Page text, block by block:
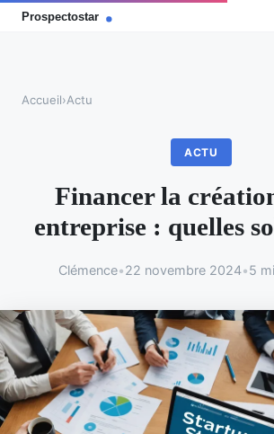
Accueil›Actu
ACTU
Financer la
entreprise : quelles
Clémence•22 novembre 2024•5